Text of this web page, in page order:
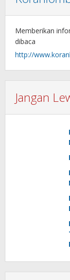
Memberikan
dibaca
http://
Jangan